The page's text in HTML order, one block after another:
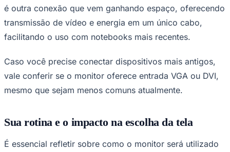
é outra conexão que vem ganhando espaço, oferecendo
transmissão de vídeo e energia em um único cabo,
facilitando o uso com notebooks mais recentes.
Caso você precise conectar dispositivos mais antigos,
vale conferir se o monitor oferece entrada VGA ou DVI,
mesmo que sejam menos comuns atualmente.
Sua rotina e o impacto na escolha da tela
É essencial refletir sobre como o monitor será utilizado